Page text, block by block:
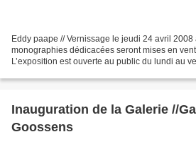
Eddy paape // Vernissage le jeudi 24 avril
monographies dédicacées seront mises en
L’exposition est ouverte au public du lundi au
Inauguration de la Galerie //
Goossens